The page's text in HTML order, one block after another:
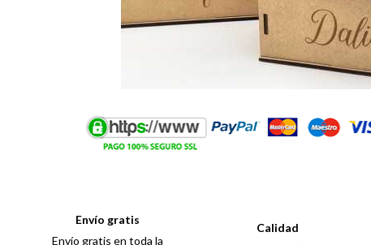
Envío gratis
Envío gratis en toda la
Calidad